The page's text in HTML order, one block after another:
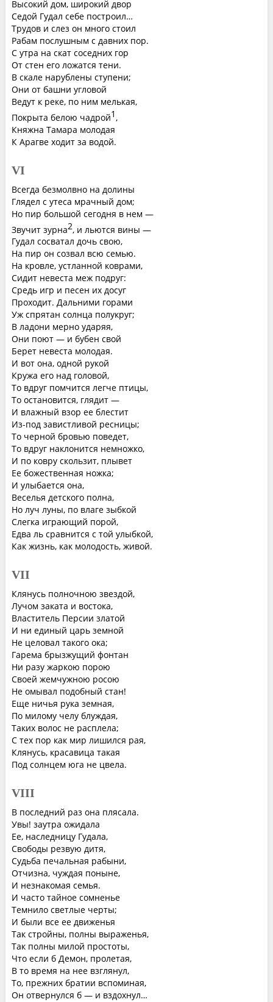
Высокий дом, широкий двор
Седой Гудал себе построил…
Трудов и слез он много стоил
Рабам послушным с давних пор.
С утра на скат соседних гор
От стен его ложатся тени.
В скале нарублены ступени;
Они от башни угловой
Ведут к реке, по ним мелькая,
Покрыта белою чадрой1 ,
Княжна Тамара молодая
К Арагве ходит за водой.
VI
Всегда безмолвно на долины
Глядел с утеса мрачный дом;
Но пир большой сегодня в нем —
Звучит зурна2, и льются вины —
Гудал сосватал дочь свою,
На пир он созвал всю семью.
На кровле, устланной коврами,
Сидит невеста меж подруг:
Средь игр и песен их досуг
Проходит. Дальними горами
Уж спрятан солнца полукруг;
В ладони мерно ударяя,
Они поют — и бубен свой
Берет невеста молодая.
И вот она, одной рукой
Кружа его над головой,
То вдруг помчится легче птицы,
То остановится, глядит —
И влажный взор ее блестит
Из-под завистливой ресницы;
То черной бровью поведет,
То вдруг наклонится немножко,
И по ковру скользит, плывет
Ее божественная ножка;
И улыбается она,
Веселья детского полна,
Но луч луны, по влаге зыбкой
Слегка играющий порой,
Едва ль сравнится с той улыбкой,
Как жизнь, как молодость, живой.
VII
Клянусь полночною звездой,
Лучом заката и востока,
Властитель Персии златой
И ни единый царь земной
Не целовал такого ока;
Гарема брызжущий фонтан
Ни разу жаркою порою
Своей жемчужною росою
Не омывал подобный стан!
Еще ничья рука земная,
По милому челу блуждая,
Таких волос не расплела;
С тех пор как мир лишился рая,
Клянусь, красавица такая
Под солнцем юга не цвела.
VIII
В последний раз она плясала.
Увы! заутра ожидала
Ее, наследницу Гудала,
Свободы резвую дитя,
Судьба печальная рабыни,
Отчизна, чуждая поныне,
И незнакомая семья.
И часто тайное сомненье
Темнило светлые черты;
И были все ее движенья
Так стройны, полны выраженья,
Так полны милой простоты,
Что если б Демон, пролетая,
В то время на нее взглянул,
То, прежних братии вспоминая,
Он отвернулся б — и вздохнул…